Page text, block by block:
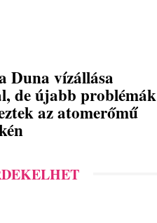
Duna vízállása
de újabb problémák
az atomerőmű